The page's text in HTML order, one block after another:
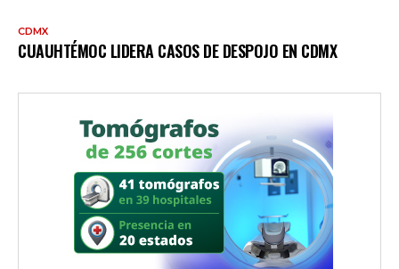
CDMX
CUAUHTÉMOC LIDERA CASOS DE DESPOJO EN CDMX